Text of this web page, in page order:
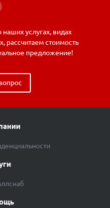
услугах, видах
рассчитаем стоимость
предложение!